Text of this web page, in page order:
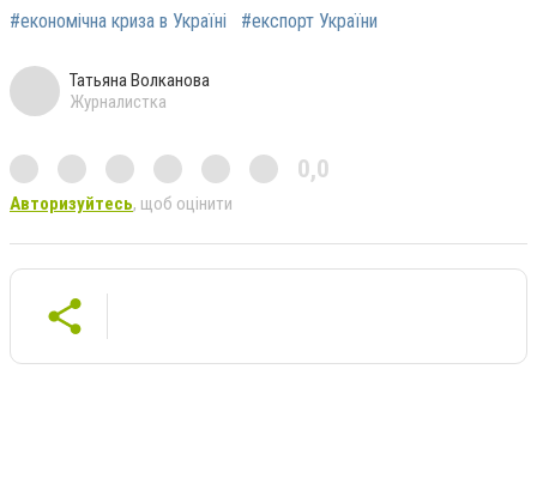
#економічна криза в Україні #експорт України
Татьяна Волканова
Журналистка
0,0
Авторизуйтесь, щоб оцінити